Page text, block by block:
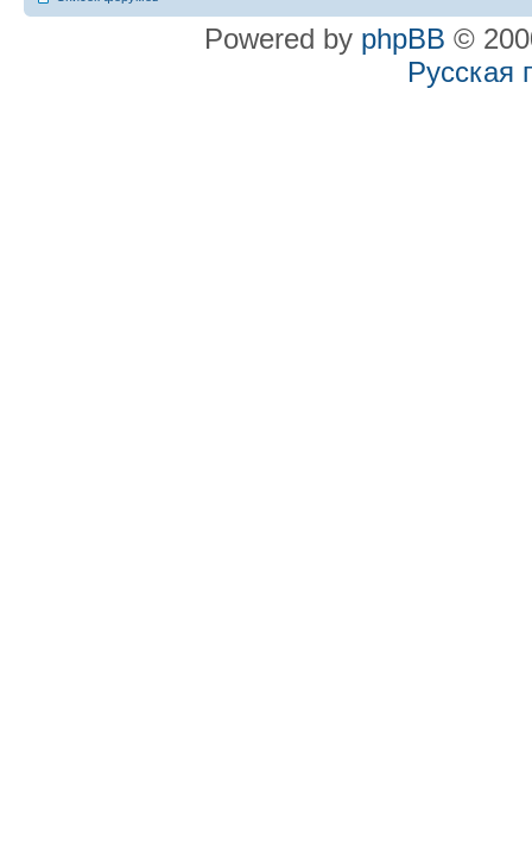
Powered by phpBB ©
Русская